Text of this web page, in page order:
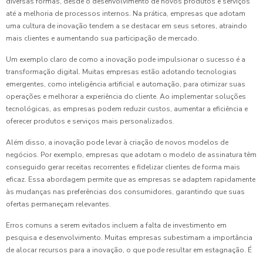
até a melhoria de processos internos. Na prática, empresas que adotam
uma cultura de inovação tendem a se destacar em seus setores, atraindo
mais clientes e aumentando sua participação de mercado.
Um exemplo claro de como a inovação pode impulsionar o sucesso é a
transformação digital. Muitas empresas estão adotando tecnologias
emergentes, como inteligência artificial e automação, para otimizar suas
operações e melhorar a experiência do cliente. Ao implementar soluções
tecnológicas, as empresas podem reduzir custos, aumentar a eficiência e
oferecer produtos e serviços mais personalizados.
Além disso, a inovação pode levar à criação de novos modelos de
negócios. Por exemplo, empresas que adotam o modelo de assinatura têm
conseguido gerar receitas recorrentes e fidelizar clientes de forma mais
eficaz. Essa abordagem permite que as empresas se adaptem rapidamente
às mudanças nas preferências dos consumidores, garantindo que suas
ofertas permaneçam relevantes.
Erros comuns a serem evitados incluem a falta de investimento em
pesquisa e desenvolvimento. Muitas empresas subestimam a importância
de alocar recursos para a inovação, o que pode resultar em estagnação. É